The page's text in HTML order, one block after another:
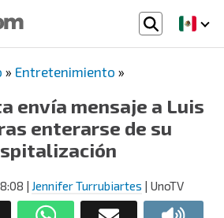
» Entretenimiento »
envía mensaje a Luis
enterarse de su
| Jennifer Turrubiartes | UnoTV